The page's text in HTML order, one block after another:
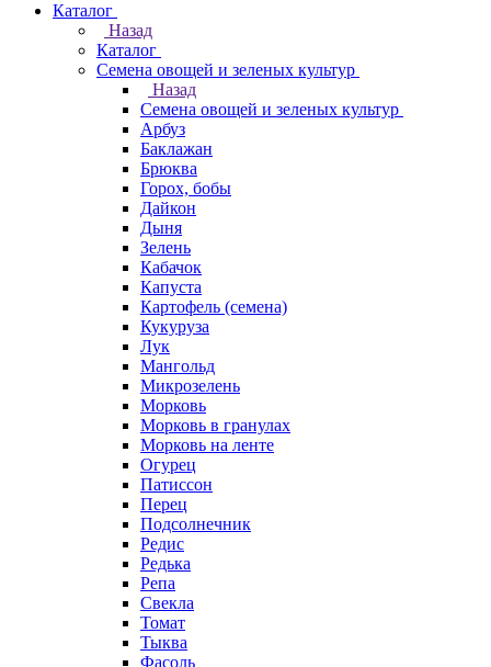
Каталог
Назад
Каталог
Семена овощей и зеленых культур
Назад
Семена овощей и зеленых культур
Арбуз
Баклажан
Брюква
Горох, бобы
Дайкон
Дыня
Зелень
Кабачок
Капуста
Картофель (семена)
Кукуруза
Лук
Мангольд
Микрозелень
Морковь
Морковь в гранулах
Морковь на ленте
Огурец
Патиссон
Перец
Подсолнечник
Редис
Редька
Репа
Свекла
Томат
Тыква
Фасоль